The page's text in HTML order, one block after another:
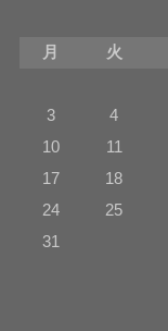
月
火
3
4
10
11
17
18
24
25
31